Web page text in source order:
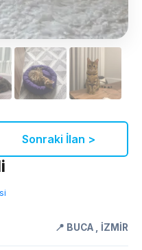
Sonraki İlan >
📍 BUCA İZMİR